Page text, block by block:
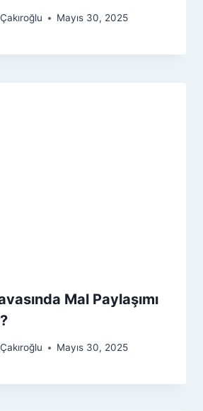
Mayıs 30, 2025
Mal Paylaşımı
Mayıs 30, 2025